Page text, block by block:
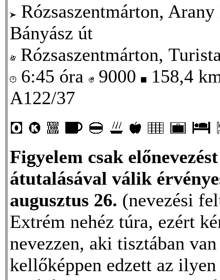
Rózsaszentmárton,
Bányász út
Rózsaszentmárton,
6:45 óra
9000
158,4
A122/37
Figyelem csak
átutalásával válik
augusztus 26. (nevezési
Extrém nehéz túra, ezért
nevezzen, aki tisztában
kellőképpen edzett az